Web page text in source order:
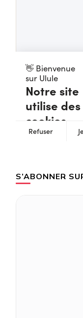
S’ABONNER